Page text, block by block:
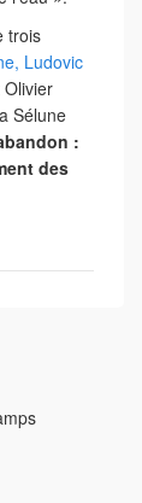
trois
Ludovic
Sélune
:
des